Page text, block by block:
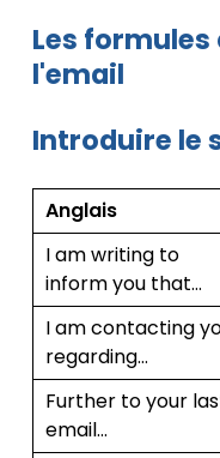
Les formules
l'email
Introduire le
Anglais
I am writing to
inform you that…
I am contacting
regarding…
Further to your
email…